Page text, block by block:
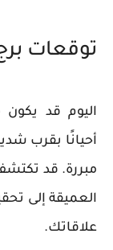
توقعات
اليوم قد يكون
أحيانًا بقرب
مبررة. قد
العميقة إلى
علاقاتك.